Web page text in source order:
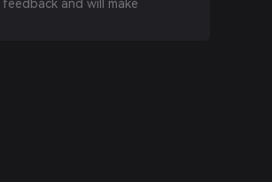
and will make